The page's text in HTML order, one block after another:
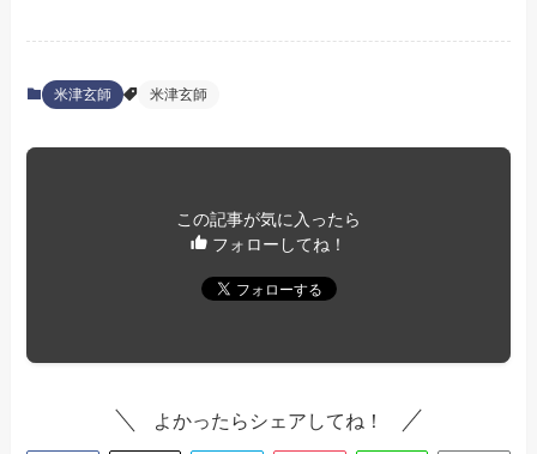
米津玄師 米津玄師
この記事が気に入ったら
フォローしてね！
よかったらシェアしてね！